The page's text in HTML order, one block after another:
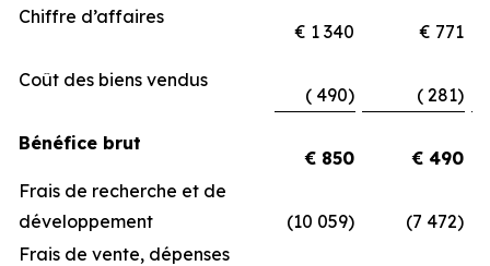
Chiffre d’affaires
€ 1 340 € 771
Coût des biens vendus
( 490) ( 281)
Bénéfice brut
€ 850 € 490
Frais de recherche et de
développement
(10 059) (7 472)
Frais de vente, dépenses